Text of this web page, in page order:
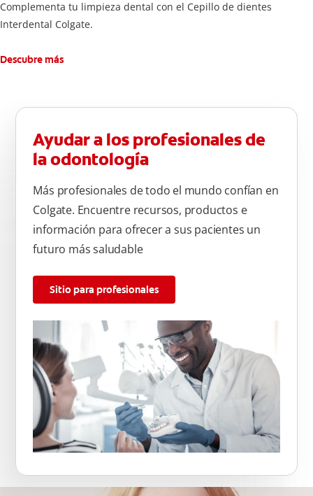
Complementa tu limpieza dental con el Cepillo de dientes
Interdental Colgate.
Descubre más
Ayudar a los profesionales de
la odontología
Más profesionales de todo el mundo confían en
Colgate. Encuentre recursos, productos e
información para ofrecer a sus pacientes un
futuro más saludable
Sitio para profesionales